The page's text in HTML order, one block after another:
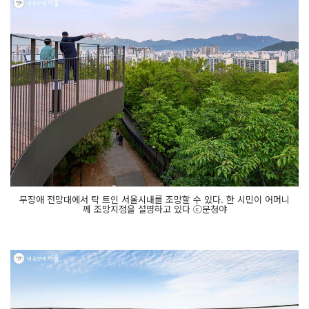
무장애 전망대에서 탁 트인 서울시내를 조망할 수 있다. 한 시민이 어머니
께 조망지점을 설명하고 있다 ⓒ문청야